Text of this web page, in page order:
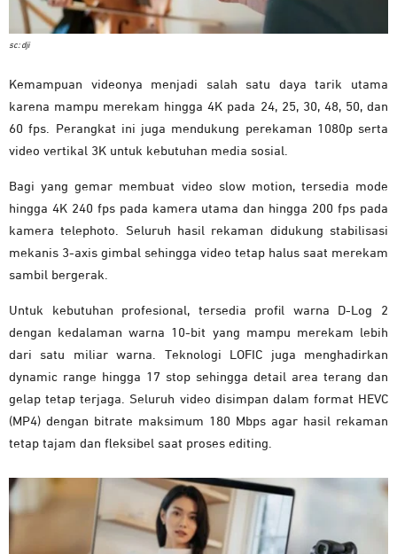
sc: dji
Kemampuan videonya menjadi salah satu daya tarik utama
karena mampu merekam hingga 4K pada 24, 25, 30, 48, 50, dan
60 fps. Perangkat ini juga mendukung perekaman 1080p serta
video vertikal 3K untuk kebutuhan media sosial.
Bagi yang gemar membuat video slow motion, tersedia mode
hingga 4K 240 fps pada kamera utama dan hingga 200 fps pada
kamera telephoto. Seluruh hasil rekaman didukung stabilisasi
mekanis 3-axis gimbal sehingga video tetap halus saat merekam
sambil bergerak.
Untuk kebutuhan profesional, tersedia profil warna D-Log 2
dengan kedalaman warna 10-bit yang mampu merekam lebih
dari satu miliar warna. Teknologi LOFIC juga menghadirkan
dynamic range hingga 17 stop sehingga detail area terang dan
gelap tetap terjaga. Seluruh video disimpan dalam format HEVC
(MP4) dengan bitrate maksimum 180 Mbps agar hasil rekaman
tetap tajam dan fleksibel saat proses editing.